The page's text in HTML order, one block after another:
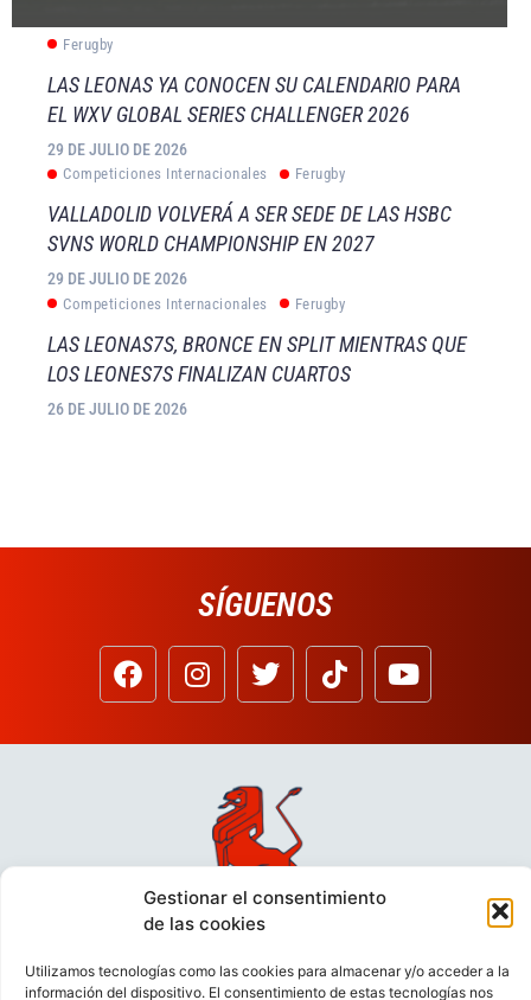
Gestionar el consentimiento
de las cookies
Utilizamos tecnologías como las cookies para almacenar y/o acceder a la
información del dispositivo. El consentimiento de estas tecnologías nos
Ferugby
LAS LEONAS YA CONOCEN SU CALENDARIO PARA
EL WXV GLOBAL SERIES CHALLENGER 2026
29 DE JULIO DE 2026
Competiciones Internacionales Ferugby
VALLADOLID VOLVERÁ A SER SEDE DE LAS HSBC
SVNS WORLD CHAMPIONSHIP EN 2027
29 DE JULIO DE 2026
Competiciones Internacionales Ferugby
LAS LEONAS7S, BRONCE EN SPLIT MIENTRAS QUE
LOS LEONES7S FINALIZAN CUARTOS
26 DE JULIO DE 2026
SÍGUENOS